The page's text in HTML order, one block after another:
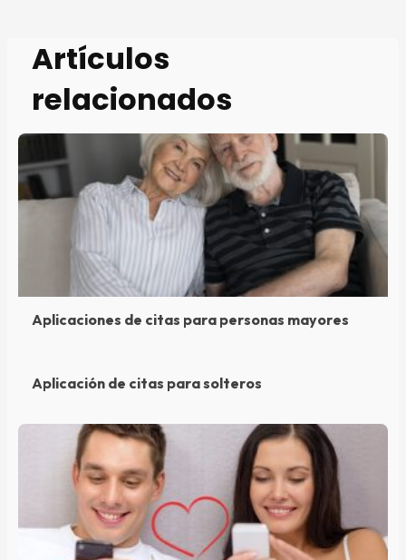
Artículos
relacionados
Aplicaciones de citas para personas mayores
Aplicación de citas para solteros